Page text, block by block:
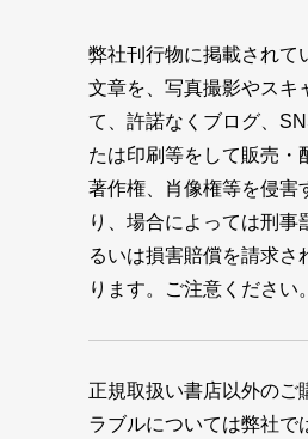
弊社刊行物に掲載されて
文章を、写真撮影やスキ
て、許諾なくブログ、
たは印刷等をして販売・
著作権、肖像権等を侵害
り、場合によっては刑事
るいは損害賠償を請求さ
ります。ご注意ください。
正規取扱い書店以外のご
ラブルについては弊社で